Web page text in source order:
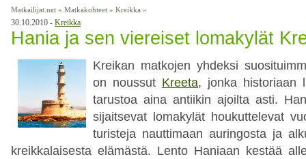
Matkailijat.net » Matkakohteet » Kreikka »
30.10.2010 - Kreikka
Hania ja sen viereiset lomakylät
Kreikan matkojen yhdeksi
on noussut Kreeta, jonka historiaan
tarustoa aina antiikin ajoilta asti.
sijaitsevat lomakylät houkuttelevat
turisteja nauttimaan auringosta ja
kreikkalaisesta elämästä. Lento Haniaan kestää